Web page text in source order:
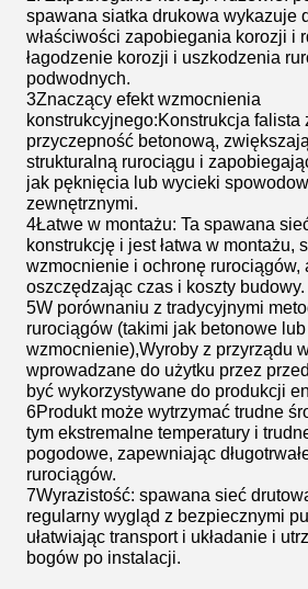
spawana siatka drukowa wykazuje
właściwości zapobiegania korozji i
łagodzenie korozji i uszkodzenia
podwodnych.
3Znaczący efekt wzmocnienia
konstrukcyjnego:Konstrukcja falista
przyczepność betonową,
strukturalną rurociągu i
jak pęknięcia lub wycieki
zewnętrznymi.
4Łatwe w montażu: Ta spawana
konstrukcję i jest łatwa w montażu,
wzmocnienie i ochronę rurociągów,
oszczędzając czas i koszty budowy.
5W porównaniu z tradycyjnymi
rurociągów (takimi jak betonowe
wzmocnienie),Wyroby z przyrządu
wprowadzane do użytku przez
być wykorzystywane do produkcji
6Produkt może wytrzymać trudne
tym ekstremalne temperatury i
pogodowe, zapewniając
rurociągów.
7Wyrazistość: spawana sieć
regularny wygląd z bezpiecznymi
ułatwiając transport i układanie i
bogów po instalacji.